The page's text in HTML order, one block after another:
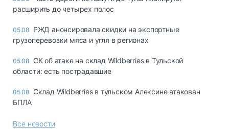
расширить до четырех полос
05.08 РЖД анонсировала скидки на экспортные
грузоперевозки мяса и угля в регионах
05.08 СК об атаке на склад Wildberries в Тульской
области: есть пострадавшие
05.08 Склад Wildberries в тульском Алексине атакован
БПЛА
Все новости